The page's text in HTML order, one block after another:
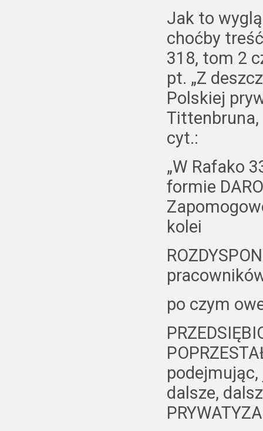
Jak to
choćby
318, tom 2
pt. „Z
Polskiej
cyt.:
„W Rafako
formie
kolei
po czym
podejmując,
dalsze,